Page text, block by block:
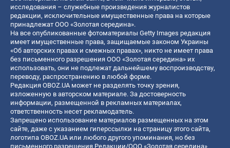
исследования – служебные произведения журналистов
редакции, исключительные имущественные права на которые
принадлежат ООО «Золотая середина».
На все опубликованные фотоматериалы Getty Images редакция
имеет имущественные права, защищаемые законом Украины
«Об авторских правах и смежных правах», никто не имеет права
без письменного разрешения ООО «Золотая середина» их
использовать, они не подлежат дальнейшему воспроизводству,
переводу, распространению в любой форме.
Редакция OBOZ.UA может не разделять точку зрения,
изложенную в авторском материале. За достоверность
информации, размещенной в рекламных материалах,
ответственность несет рекламодатель.
Запрещено использование материалов размещенных на этом
сайте, даже с указанием гиперссылки на страницу этого сайта,
логотипа OBOZ.UA или любого другого упоминания, но без
письменного разрешения Редакции/ООО «Золотая середина»